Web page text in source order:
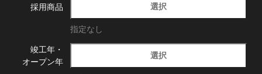
採用商品 選択
指定なし
竣工年・
オープン年
選択